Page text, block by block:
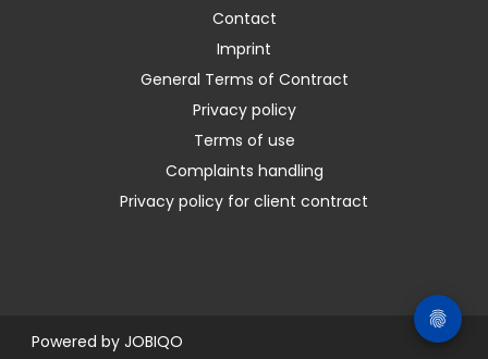
Contact
Imprint
General Terms of Contract
Privacy policy
Terms of use
Complaints handling
Privacy policy for client contract
Powered by JOBIQO